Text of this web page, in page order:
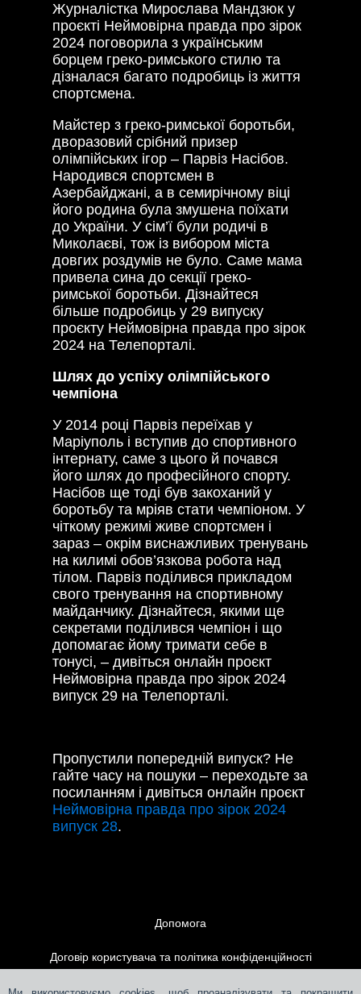
Журналістка Мирослава Мандзюк у
проєкті Неймовірна правда про зірок
2024 поговорила з українським
борцем греко-римського стилю та
дізналася багато подробиць із життя
спортсмена.
Майстер з греко-римської боротьби,
дворазовий срібний призер
олімпійських ігор – Парвіз Насібов.
Народився спортсмен в
Азербайджані, а в семирічному віці
його родина була змушена поїхати
до України. У сім’ї були родичі в
Миколаєві, тож із вибором міста
довгих роздумів не було. Саме мама
привела сина до секції греко-
римської боротьби. Дізнайтеся
більше подробиць у 29 випуску
проєкту Неймовірна правда про зірок
2024 на Телепорталі.
Шлях до успіху олімпійського
чемпіона
У 2014 році Парвіз переїхав у
Маріуполь і вступив до спортивного
інтернату, саме з цього й почався
його шлях до професійного спорту.
Насібов ще тоді був закоханий у
боротьбу та мріяв стати чемпіоном. У
чіткому режимі живе спортсмен і
зараз – окрім виснажливих тренувань
на килимі обов’язкова робота над
тілом. Парвіз поділився прикладом
свого тренування на спортивному
майданчику. Дізнайтеся, якими ще
секретами поділився чемпіон і що
допомагає йому тримати себе в
тонусі, – дивіться онлайн проєкт
Неймовірна правда про зірок 2024
випуск 29 на Телепорталі.
Пропустили попередній випуск? Не
гайте часу на пошуки – переходьте за
посиланням і дивіться онлайн проєкт
Неймовірна правда про зірок 2024
випуск 28.
Допомога
Договір користувача та політика конфіденційності
Контакти